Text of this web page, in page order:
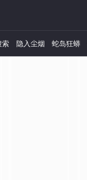
索 隐入尘烟 蛇岛狂蟒